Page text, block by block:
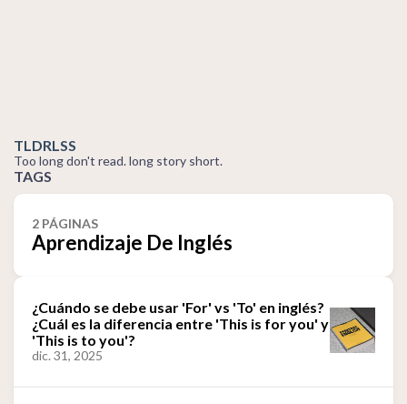
TLDRLSS
Too long don't read. long story short.
TAGS
2 PÁGINAS
Aprendizaje De Inglés
¿Cuándo se debe usar 'For' vs 'To' en inglés?
¿Cuál es la diferencia entre 'This is for you' y
'This is to you'?
dic. 31, 2025